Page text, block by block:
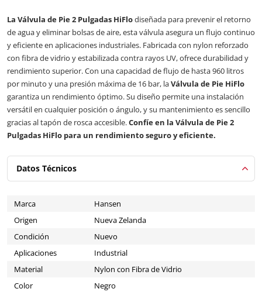
La Válvula de Pie 2 Pulgadas HiFlodiseñada para prevenir el retorno
de agua y eliminar bolsas de aire, esta válvula asegura un flujo continuo
y eficiente en aplicaciones industriales. Fabricada con nylon reforzado
con fibra de vidrio y estabilizada contra rayos UV, ofrece durabilidad y
rendimiento superior. Con una capacidad de flujo de hasta 960 litros
por minuto y una presión máxima de 16 bar, laVálvula de Pie HiFlo
garantiza un rendimiento óptimo. Su diseño permite una instalación
versátil en cualquier posición o ángulo, y su mantenimiento es sencillo
gracias al tapón de rosca accesible.Confíe en la Válvula de Pie 2
Pulgadas HiFlo para un rendimiento seguro y eficiente.
Datos Técnicos
Marca
Hansen
Origen
Nueva Zelanda
Condición
Nuevo
Aplicaciones
Industrial
Material
Nylon con Fibra de Vidrio
Color
Negro